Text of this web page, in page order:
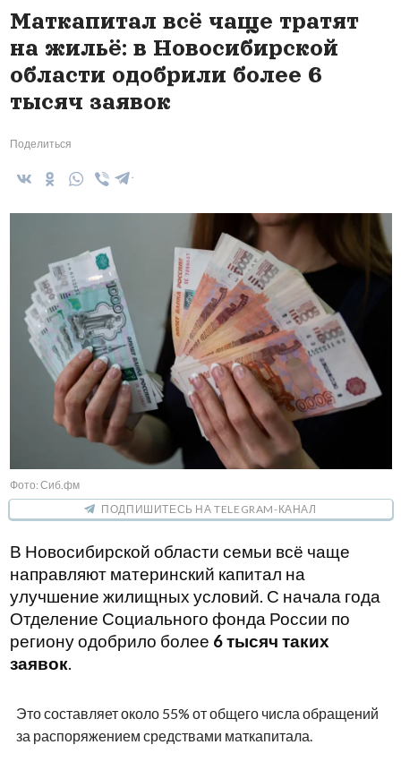
Маткапитал всё чаще тратят
на жильё: в Новосибирской
области одобрили более 6
тысяч заявок
Поделиться
Фото: Сиб.фм
ПОДПИШИТЕСЬ НА TELEGRAM-КАНАЛ
В Новосибирской области семьи всё чаще
направляют материнский капитал на
улучшение жилищных условий. С начала года
Отделение Социального фонда России по
региону одобрило более 6 тысяч таких
заявок.
Это составляет около 55% от общего числа обращений
за распоряжением средствами маткапитала.